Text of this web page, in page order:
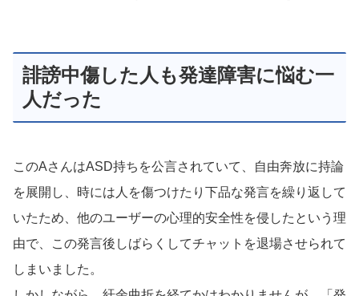
誹謗中傷した人も発達障害に悩む一
人だった
このAさんはASD持ちを公言されていて、自由奔放に持論
を展開し、時には人を傷つけたり下品な発言を繰り返して
いたため、他のユーザーの心理的安全性を侵したという理
由で、この発言後しばらくしてチャットを退場させられて
しまいました。